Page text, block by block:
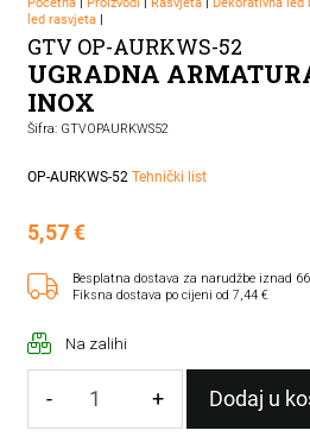
led rasvjeta|
GTV OP-AURKWS-52
UGRADNA
INOX
Šifra: GTVOPAURKWS52
OP-AURKWS-52 Tehnički list
5,57€
Besplatna dostava za narudžbe iznad
Fiksna dostava po cijeni od 7,44 €
Na zalihi
- + Dodaj u